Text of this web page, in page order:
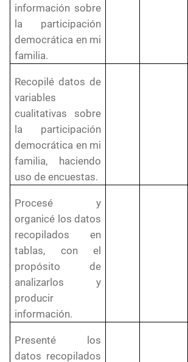
información sobre
la participación
democrática en mi
familia.
Recopilé datos de
variables
cualitativas sobre
la participación
democrática en mi
familia, haciendo
uso de encuestas.
Procesé y
organicé los datos
recopilados en
tablas, con el
propósito de
analizarlos y
producir
información.
Presenté los
datos recopilados